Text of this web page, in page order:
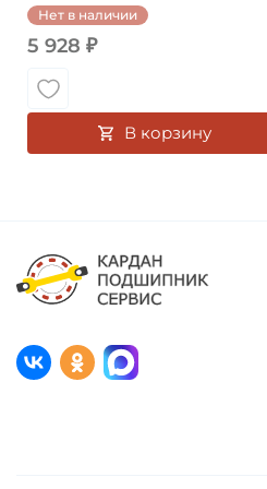
Нет в наличии
5 928 ₽
В корзину